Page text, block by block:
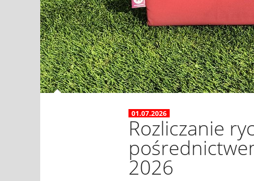
01.07.2026
Rozliczanie
2026